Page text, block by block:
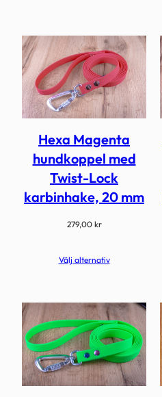
Hexa Magenta
hundkoppel med
Twist-Lock
karbinhake, 20 mm
279,00 kr
Välj alternativ